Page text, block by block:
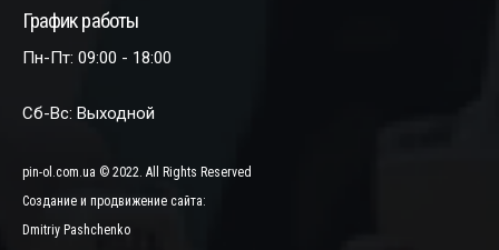
График работы
Пн-Пт: 09:00 - 18:00
Сб-Вс: Выходной
pin-ol.com.ua © 2022. All Rights Reserved
Создание и продвижение сайта:
Dmitriy Pashchenko